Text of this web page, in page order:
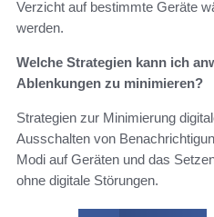
Verzicht auf bestimmte Geräte
werden.
Welche Strategien kann ich
Ablenkungen zu minimieren?
Strategien zur Minimierung
Ausschalten von
Modi auf Geräten und das
ohne digitale Störungen.